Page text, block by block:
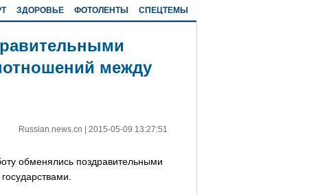
ЗДОРОВЬЕ ФОТОЛЕНТЫ СПЕЦТЕМЫ
между
Russian.news.cn 2015-05-09 13:27:51
обменялись поздравительными